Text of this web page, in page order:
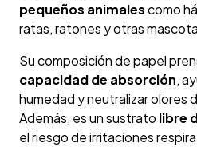
pequeños animalescomo
ratas, ratones y otras
Su composición de papel
capacidad de absorción,
humedad y neutralizar olores
Además, es un sustrato libre
el riesgo de irritaciones